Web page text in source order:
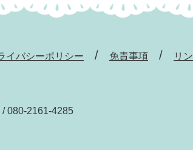
イバシーポリシー 免責事項 リ
080-2161-4285